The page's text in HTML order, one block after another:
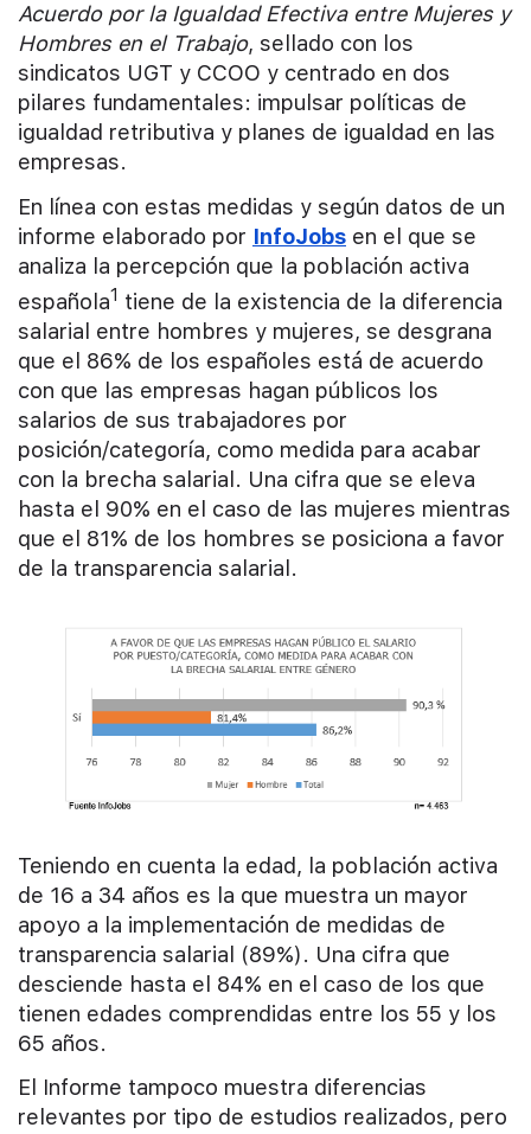
Acuerdo por la Igualdad Efectiva entre Mujeres y
Hombres en el Trabajo, sellado con los
sindicatos UGT y CCOO y centrado en dos
pilares fundamentales: impulsar políticas de
igualdad retributiva y planes de igualdad en las
empresas.
En línea con estas medidas y según datos de un
informe elaborado por InfoJobs en el que se
analiza la percepción que la población activa
española1 tiene de la existencia de la diferencia
salarial entre hombres y mujeres, se desgrana
que el 86% de los españoles está de acuerdo
con que las empresas hagan públicos los
salarios de sus trabajadores por
posición/categoría, como medida para acabar
con la brecha salarial. Una cifra que se eleva
hasta el 90% en el caso de las mujeres mientras
que el 81% de los hombres se posiciona a favor
de la transparencia salarial.
Teniendo en cuenta la edad, la población activa
de 16 a 34 años es la que muestra un mayor
apoyo a la implementación de medidas de
transparencia salarial (89%). Una cifra que
desciende hasta el 84% en el caso de los que
tienen edades comprendidas entre los 55 y los
65 años.
El Informe tampoco muestra diferencias
relevantes por tipo de estudios realizados, pero